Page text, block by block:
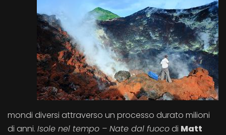
mondi diversi attraverso un processo durato milioni
di anni. Isole nel tempo – Nate dal fuocodi Matt